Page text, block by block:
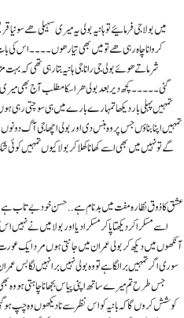
میں بولا جی فرمائیے تو ہانیہ بولی یہ میری سہیلی هے
کروانا چاہ رہی ھے تو میں بھی تیار ھوں ۔ ۔ ۔ ۔ اس کی
شرماتے ھوئے بولی جی رانا جی ہانیہ بتا رہی تھی کہ
گئی۔۔۔۔۔کچھ دیر بعد بولی ھر اسکا مطلب آج بھی
تمہیں پہلی بار دیکھا تمہارے بارے میں ہی سوچتی رہی
تمہیں اپنا بناؤں جس پر وہ ہنس دی اور بولی اچھا جی آگ
گے تو نہیں میں بھی اسے کھانا کھلا کر بولا کیوں تمہیں
عشق کا ذوق نظارہ مفت میں بدنام ہے .. حسن خود بے تاب ہے
اسے مسکرا کر دیکھتا پاکر مسکرا دیا اور بولا میں نے
آنکھوں میں دیکھ کر بولی عمران میں جانتی ہوں مرد ایک
سوری اگر تمہیں برا لگا ہے تو وہ بولی نہیں برا نہیں لگا
جس طرح تم میرے ساتھ اپنی پیاس بجھانا چاہتی ہو وہ
کوشش کروں گا کہ بانیہ کو اس نظر سے نا دیکھوں وہ چپ ہوگئی